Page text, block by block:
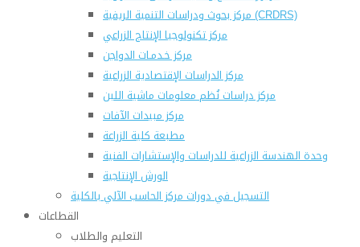
مركز بحوث ودراسات التنمية الريفية (CRDRS)
مركز تكنولوجيا الإنتاج الزراعي
مركز خـدمـات الدواجن
مركز الدراسات الإقتصادية الزراعية
مركز دراسات نُظم معلومات ماشية اللبن
مركز مبيدات الآفات
مطبعة كلية الزراعة
وحدة الهندسة الزراعية للدراسات والإستشارات الفنية
الورش الإنتاجية
التسجيل في دورات مركز الحاسب الآلي بالكلية
القطاعات
التعليم والطلاب